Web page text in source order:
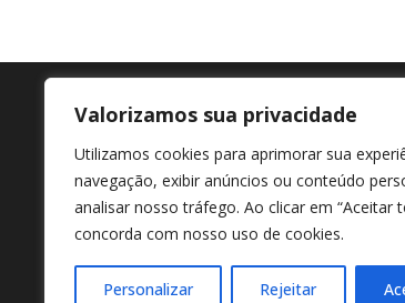
Valorizamos sua privacidade
Utilizamos cookies para aprimorar sua
navegação, exibir anúncios ou conteúdo
analisar nosso tráfego. Ao clicar em “Aceitar
concorda com nosso uso de cookies.
Personalizar Rejeitar
Agende agora
+55 11 98807-7322